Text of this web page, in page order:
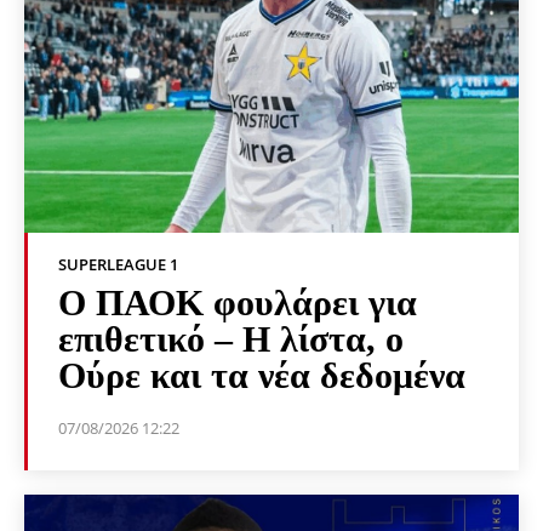
SUPERLEAGUE 1
Ο ΠΑΟΚ φουλάρει για
επιθετικό – Η λίστα, ο
Ούρε και τα νέα δεδομένα
07/08/2026 12:22